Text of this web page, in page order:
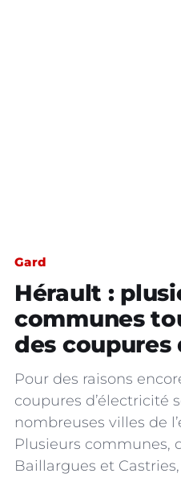
Gard
Hérault :
communes
des coupures
Pour des raisons
coupures d’électricité
nombreuses villes de
Plusieurs communes,
Baillargues et